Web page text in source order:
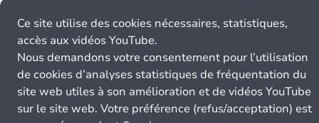
Ce site utilise des cookies nécessaires, statistiques,
accès aux vidéos YouTube.
Nous demandons votre consentement pour l’utilisation
de cookies d’analyses statistiques de fréquentation du
site web utiles à son amélioration et de vidéos YouTube
sur le site web. Votre préférence (refus/acceptation) est